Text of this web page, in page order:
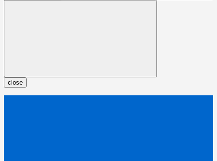
close